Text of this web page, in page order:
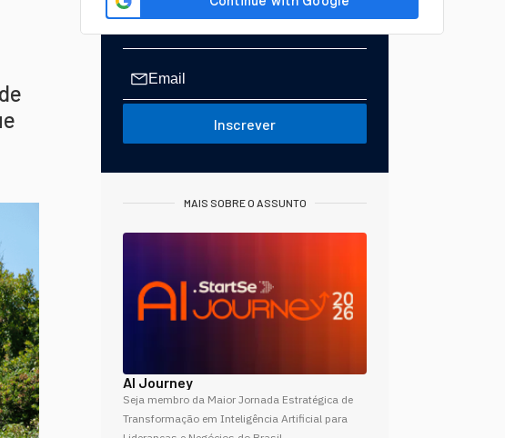
Inscrever
MAIS SOBRE O ASSUNTO
AI Journey
Seja membro da Maior Jornada Estratégica de
Transformação em Inteligência Artificial para